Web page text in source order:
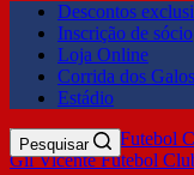
Descontos
Inscrição de sócio
Loja Online
Corrida dos Galos
Estádio
Gil Vicente Futebol
Pesquisar